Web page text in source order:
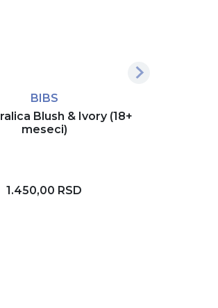
BIBS
Blush & Ivory (18+
meseci)
1.450,00 RSD